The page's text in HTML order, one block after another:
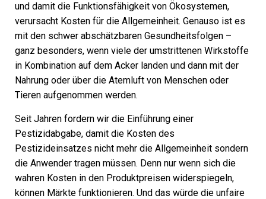
und damit die Funktionsfähigkeit von Ökosystemen,
verursacht Kosten für die Allgemeinheit. Genauso ist es
mit den schwer abschätzbaren Gesundheitsfolgen –
ganz besonders, wenn viele der umstrittenen Wirkstoffe
in Kombination auf dem Acker landen und dann mit der
Nahrung oder über die Atemluft von Menschen oder
Tieren aufgenommen werden.
Seit Jahren fordern wir die Einführung einer
Pestizidabgabe, damit die Kosten des
Pestizideinsatzes nicht mehr die Allgemeinheit sondern
die Anwender tragen müssen. Denn nur wenn sich die
wahren Kosten in den Produktpreisen widerspiegeln,
können Märkte funktionieren. Und das würde die unfaire